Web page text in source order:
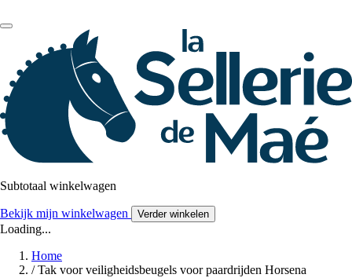
Subtotaal winkelwagen
Bekijk mijn winkelwagen Verder winkelen
Loading...
Home
/ Tak voor veiligheidsbeugels voor paardrijden Horsena